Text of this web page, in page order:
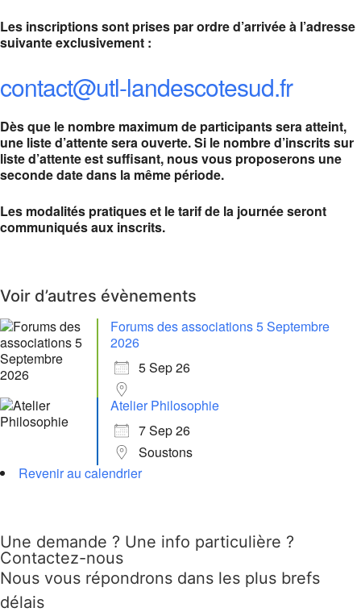
Les inscriptions sont prises par ordre d’arrivée à l’adresse
suivante exclusivement :
contact@utl-landescotesud.fr
Dès que le nombre maximum de participants sera atteint,
une liste d’attente sera ouverte. Si le nombre d’inscrits sur
liste d’attente est suffisant, nous vous proposerons une
seconde date dans la même période.
Les modalités pratiques et le tarif de la journée seront
communiqués aux inscrits.
Voir d’autres évènements
Forums des associations 5 Septembre
2026
5 Sep 26
Atelier Philosophie
7 Sep 26
Soustons
Revenir au calendrier
Une demande ? Une info particulière ?
Contactez-nous
Nous vous répondrons dans les plus brefs
délais